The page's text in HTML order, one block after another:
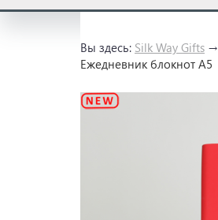
Вы здесь: Silk Way Gifts →
Ежедневник блокнот A5